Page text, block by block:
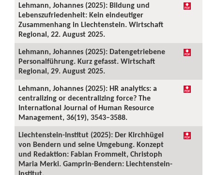
Lehmann, Johannes (2025): Bildung und
Lebenszufriedenheit: Kein eindeutiger
Zusammenhang in Liechtenstein. Wirtschaft
Regional, 22. August 2025.
Lehmann, Johannes (2025): Datengetriebene
Personalführung. Kurz gefasst. Wirtschaft
Regional, 29. August 2025.
Lehmann, Johannes (2025): HR analytics: a
centralizing or decentralizing force? The
International Journal of Human Resource
Management, 36(19), 3543–3588.
Liechtenstein-Institut (2025): Der Kirchhügel
von Bendern und seine Umgebung. Konzept
und Redaktion: Fabian Frommelt, Christoph
Maria Merki. Gamprin-Bendern: Liechtenstein-